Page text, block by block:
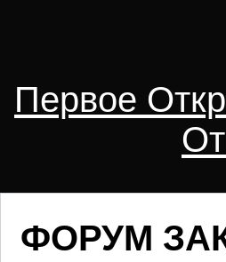
Первое
ФОРУМ